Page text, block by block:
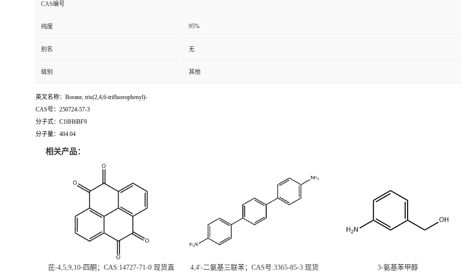
CAS编号
纯度 95%
别名 无
级别 其他
英文名称：Borane, tris(2,4,6-trifluorophenyl)-
CAS号：250724-57-3
分子式：C18H6BF9
分子量：404.04
相关产品：
芘-4,5,9,10-四酮；CAS:14727-71-0 现货直
4,4'-二氨基三联苯；CAS号:3365-85-3 现货
3-氨基苯甲醇